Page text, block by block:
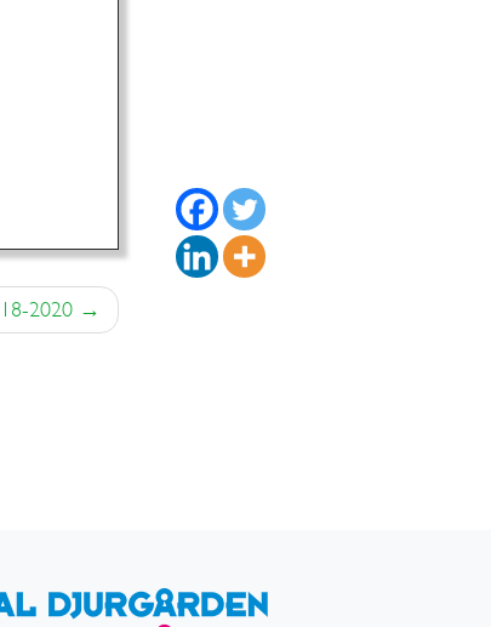
18-2020